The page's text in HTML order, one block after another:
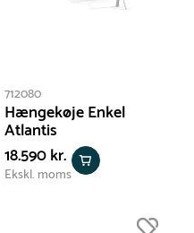
712080
Hængekøje Enkel
Atlantis
18.590 kr.
Ekskl. moms